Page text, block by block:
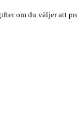
om du väljer att